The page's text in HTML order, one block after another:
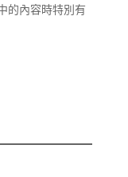
的內容時特別有